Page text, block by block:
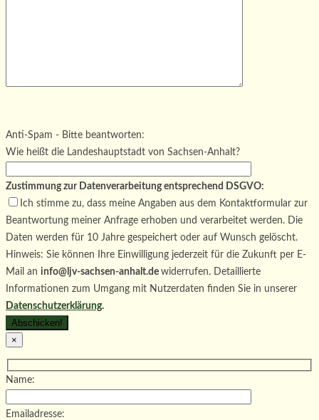
Bitte lasse dieses Feld leer.
Anti-Spam - Bitte beantworten:
Wie heißt die Landeshauptstadt von Sachsen-Anhalt?
Zustimmung zur Datenverarbeitung entsprechend DSGVO:
Ich stimme zu, dass meine Angaben aus dem Kontaktformular zur
Beantwortung meiner Anfrage erhoben und verarbeitet werden. Die
Daten werden für 10 Jahre gespeichert oder auf Wunsch gelöscht.
Hinweis: Sie können Ihre Einwilligung jederzeit für die Zukunft per E-
Mail an info@ljv-sachsen-anhalt.de widerrufen. Detaillierte
Informationen zum Umgang mit Nutzerdaten finden Sie in unserer
Datenschutzerklärung.
×
Name:
Emailadresse: